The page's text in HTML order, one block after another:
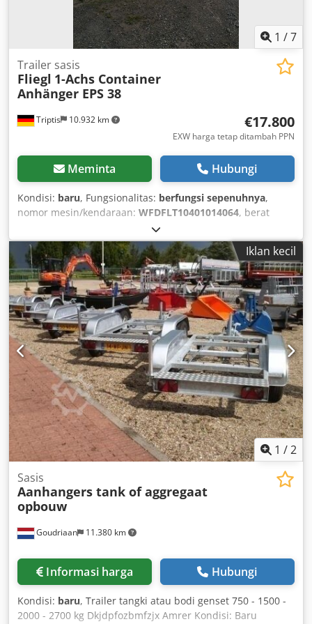
1 /7
Triptis 10.932 km
Trailer sasis
Fliegl 1-Achs Container
Anhänger EPS 38
€17.800
EXW harga tetap ditambah PPN
Meminta Hubungi
Kondisi: baru, Fungsionalitas: berfungsi sepenuhnya,
nomor mesin/kendaraan: WFDFLT10401014064, berat
, berat muatan maksimum:
berat keseluruhan:3.800 kg, konfigurasi gandar:1 as,
panjang ruang muatan:2.000 mm, tinggi ruang muatan:
1.000 mm, panjang total:4.300 mm, lebar total:2.460 mm,
suspensi:baja , ukuran ban:235/75 R17,5", kondisi ban:
100 persen, warna:hijau,
Iklan kecil
1 /2
Goudriaan 11.380 km
Sasis
Aanhangers tank of aggregaat
opbouw
Informasi harga Hubungi
Kondisi: baru, Trailer tangki atau bodi genset 750 - 1500 -
2000 - 2700 kg Dkjdpfozbmfzjx Amrer Kondisi: Baru